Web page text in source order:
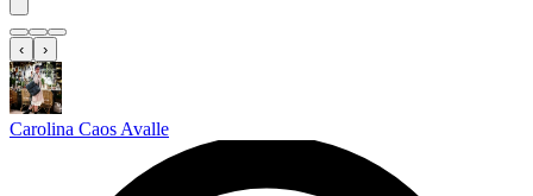
‹ ›
Carolina Caos Avalle